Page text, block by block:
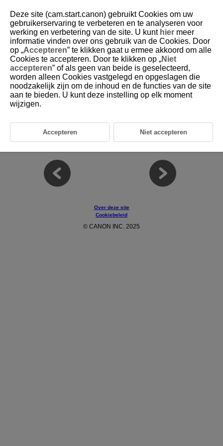
D255-030
Flitsfuncties instellen via de
camera
In dit hoofdstuk wordt beschreven hoe u flitsfuncties instelt via het
cameramenu.
Voorzichtig
Over deze site
Cookiebeleid
© CANON INC. 2025
Deze site (cam.start.canon) gebruikt Cookies om uw
gebruikerservaring te verbeteren en te analyseren voor
werking en verbetering van de site. U kunt hier meer
informatie vinden over ons gebruik van de Cookies. Door
op „Accepteren” te klikken gaat u ermee akkoord om alle
Cookies te accepteren. Door te klikken op „Niet
accepteren” of als geen van beide is geselecteerd,
worden alleen Cookies vastgelegd en opgeslagen die
noodzakelijk zijn om de inhoud en de functies van de site
aan te bieden. U kunt deze instelling op elk moment
wijzigen.
Accepteren Niet accepteren